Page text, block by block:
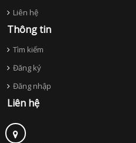
Liên hệ
Thông tin
Tìm kiếm
Đăng ký
Đăng nhập
Liên hệ